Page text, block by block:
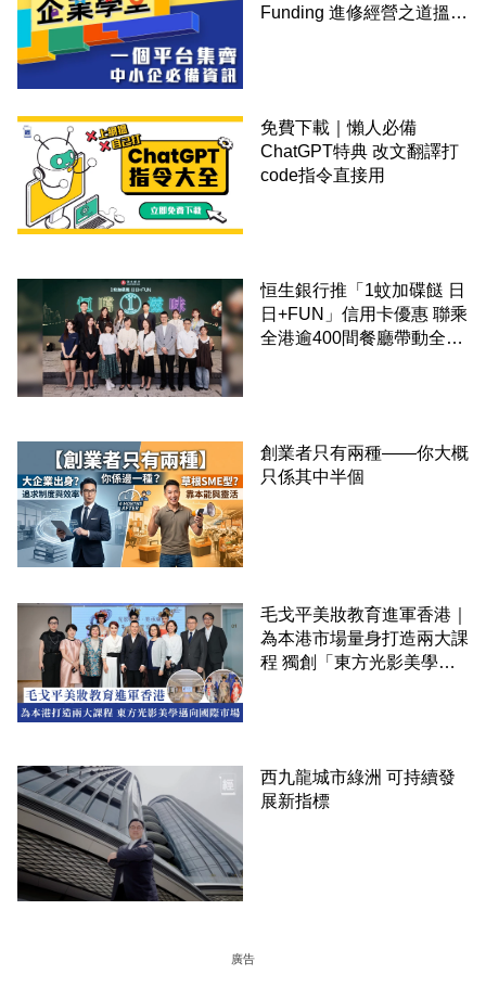
Funding 進修經營之道搵大
免費下載｜懶人必備
ChatGPT特典 改文翻譯打
code指令直接用
恒生銀行推「1蚊加碟餸 日
日+FUN」信用卡優惠 聯乘
全港逾400間餐廳帶動全城
創業者只有兩種——你大概
只係其中半個
毛戈平美妝教育進軍香港｜
為本港市場量身打造兩大課
程 獨創「東方光影美學」
西九龍城市綠洲 可持續發
展新指標
廣告